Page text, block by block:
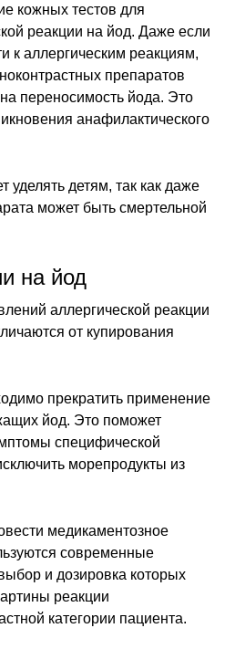
кожных тестов для
реакции на йод. Даже если
к аллергическим реакциям,
препаратов
переносимость йода. Это
анафилактического
уделять детям, так как даже
может быть смертельной
на йод
аллергической реакции
от купирования
прекратить применение
йод. Это поможет
специфической
морепродукты из
медикаментозное
современные
и дозировка которых
реакции
категории пациента.